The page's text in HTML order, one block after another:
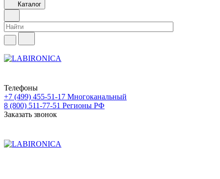
Каталог
Телефоны
+7 (499) 455-51-17 Многоканальный
8 (800) 511-77-51 Регионы РФ
Заказать звонок